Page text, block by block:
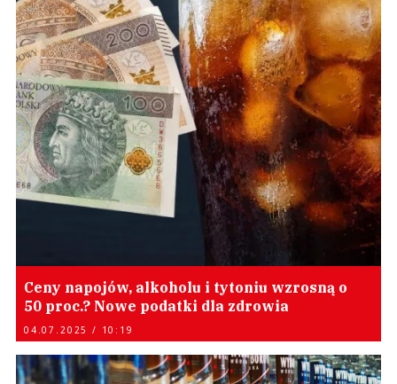
Ceny napojów, alkoholu i tytoniu wzrosną o
50 proc.? Nowe podatki dla zdrowia
04.07.2025 / 10:19